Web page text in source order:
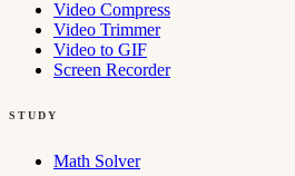
Video Compress
Video Trimmer
Video to GIF
Screen Recorder
STUDY
Math Solver